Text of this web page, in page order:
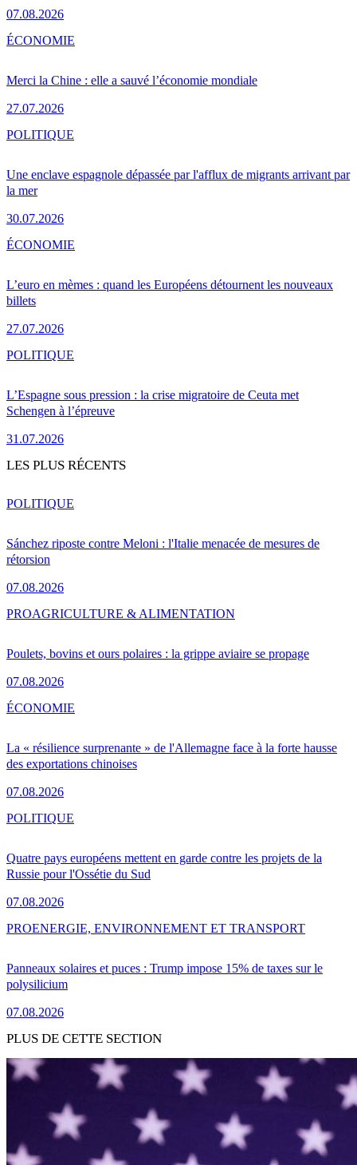
07.08.2026
Merci la Chine : elle a sauvé l’économie mondiale
27.07.2026
ÉCONOMIE
Une enclave espagnole dépassée par l'afflux de migrants arrivant par
la mer
30.07.2026
POLITIQUE
L’euro en mèmes : quand les Européens détournent les nouveaux
billets
27.07.2026
ÉCONOMIE
L’Espagne sous pression : la crise migratoire de Ceuta met
Schengen à l’épreuve
31.07.2026
POLITIQUE
LES PLUS RÉCENTS
Sánchez riposte contre Meloni : l'Italie menacée de mesures de
rétorsion
07.08.2026
POLITIQUE
Poulets, bovins et ours polaires : la grippe aviaire se propage
07.08.2026
PROAGRICULTURE & ALIMENTATION
La « résilience surprenante » de l'Allemagne face à la forte hausse
des exportations chinoises
07.08.2026
ÉCONOMIE
Quatre pays européens mettent en garde contre les projets de la
Russie pour l'Ossétie du Sud
07.08.2026
POLITIQUE
Panneaux solaires et puces : Trump impose 15% de taxes sur le
polysilicium
07.08.2026
PROENERGIE, ENVIRONNEMENT ET TRANSPORT
PLUS DE CETTE SECTION